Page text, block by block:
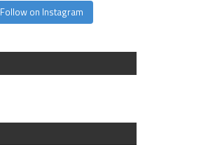
Follow on Instagram